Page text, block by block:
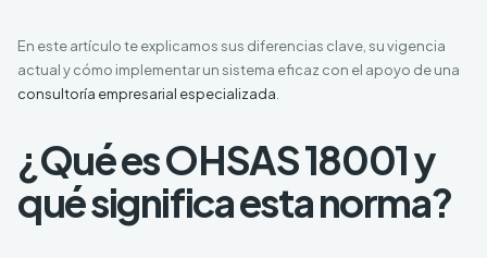
En este artículo te explicamos sus diferencias clave, su vigencia
actual y cómo implementar un sistema eficaz con el apoyo de una
consultoría empresarial especializada.
¿Qué es OHSAS 18001 y
qué significa esta norma?